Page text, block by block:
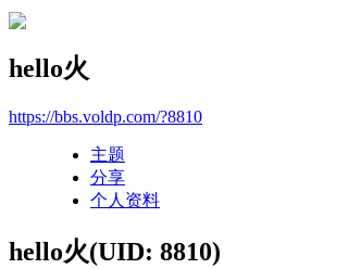
hello火
https://bbs.voldp.com/?8810
主题
分享
个人资料
hello火(UID: 8810)